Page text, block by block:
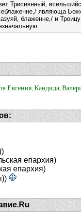
Трисиянный,
являюща
блаженне,/ и
Евгения, Кандида,
епархия)
епархия)